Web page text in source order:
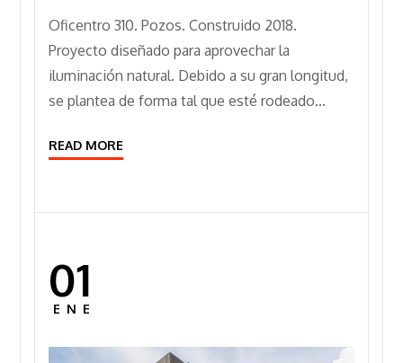
Oficentro 310. Pozos. Construido 2018.
Proyecto diseñado para aprovechar la
iluminación natural. Debido a su gran longitud,
se plantea de forma tal que esté rodeado...
READ MORE
Posted
on
01
ENE